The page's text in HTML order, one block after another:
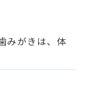
みがきは、体